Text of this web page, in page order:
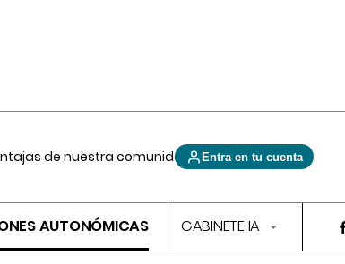
de nuestra comunidad Entra en tu cuenta
AUTONÓMICAS GABINETE IA